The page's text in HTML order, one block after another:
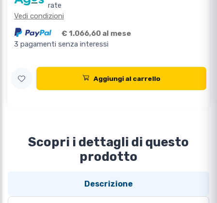
rate
Vedi condizioni
€ 1.066,60 al mese
3 pagamenti senza interessi
Aggiungi al carrello
Scopri i dettagli di questo
prodotto
Descrizione